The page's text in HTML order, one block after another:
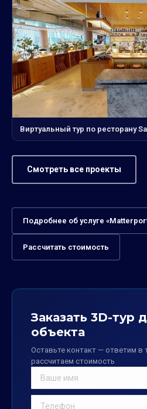
Виртуальный тур по ресторану
Смотреть все проекты
Подробнее об услуге
Рассчитать стоимость
Заказать 3D-тур
объекта
Оставьте контакт — ответим в
рассчитаем стоимость